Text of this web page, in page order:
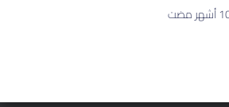
مضت